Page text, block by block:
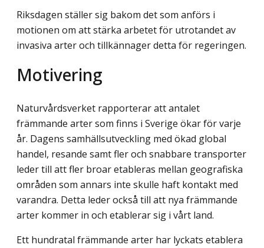
Riksdagen ställer sig bakom det som anförs i
motionen om att stärka arbetet för utrotandet av
invasiva arter och tillkännager detta för regeringen.
Motivering
Naturvårdsverket rapporterar att antalet
främmande arter som finns i Sverige ökar för varje
år. Dagens samhällsutveckling med ökad global
handel, resande samt fler och snabbare transporter
leder till att fler broar etableras mellan geografiska
områden som annars inte skulle haft kontakt med
varandra. Detta leder också till att nya främmande
arter kommer in och etablerar sig i vårt land.
Ett hundratal främmande arter har lyckats etablera